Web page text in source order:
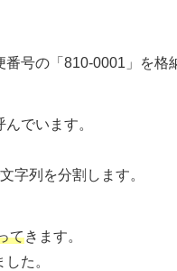
号の「810-0001」を格
でいます。
字列を分割します。
てきます。
た。